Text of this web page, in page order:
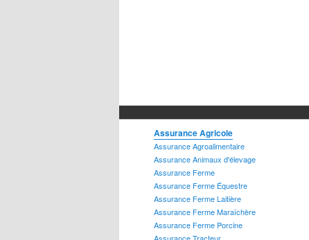
Assurance Dossier Criminel
Assurance Agricole
Assurance Agroalimentaire
Assurance Animaux d'élevage
Assurance Ferme
Assurance Ferme Équestre
Assurance Ferme Laitière
Assurance Ferme Maraîchère
Assurance Ferme Porcine